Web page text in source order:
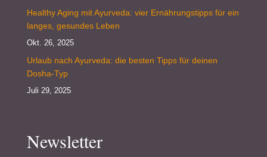
Healthy Aging mit Ayurveda: vier Ernährungstipps für ein
langes, gesundes Leben
Okt. 26, 2025
Urlaub nach Ayurveda: die besten Tipps für deinen
Dosha-Typ
Juli 29, 2025
Newsletter